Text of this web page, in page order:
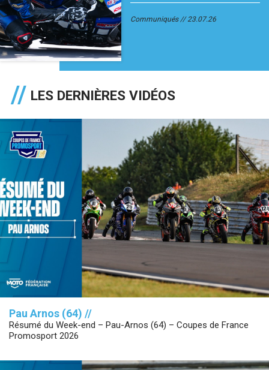
Communiqués 23.07.26
LES DERNIÈRES VIDÉOS
Pau Arnos (64) //
Résumé du Week-end – Pau-Arnos (64) – Coupes de France
Promosport 2026